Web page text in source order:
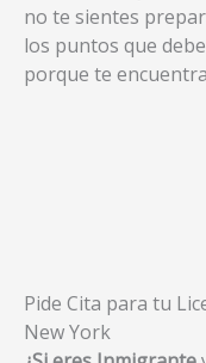
no te sientes
los puntos que
porque te
Pide Cita para tu
New York